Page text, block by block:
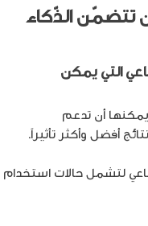
تتضمّن الذّكاء
التي يمكن
أن تدعم
أفضل وأكثر تأثيراً.
لتشمل حالات استخدام